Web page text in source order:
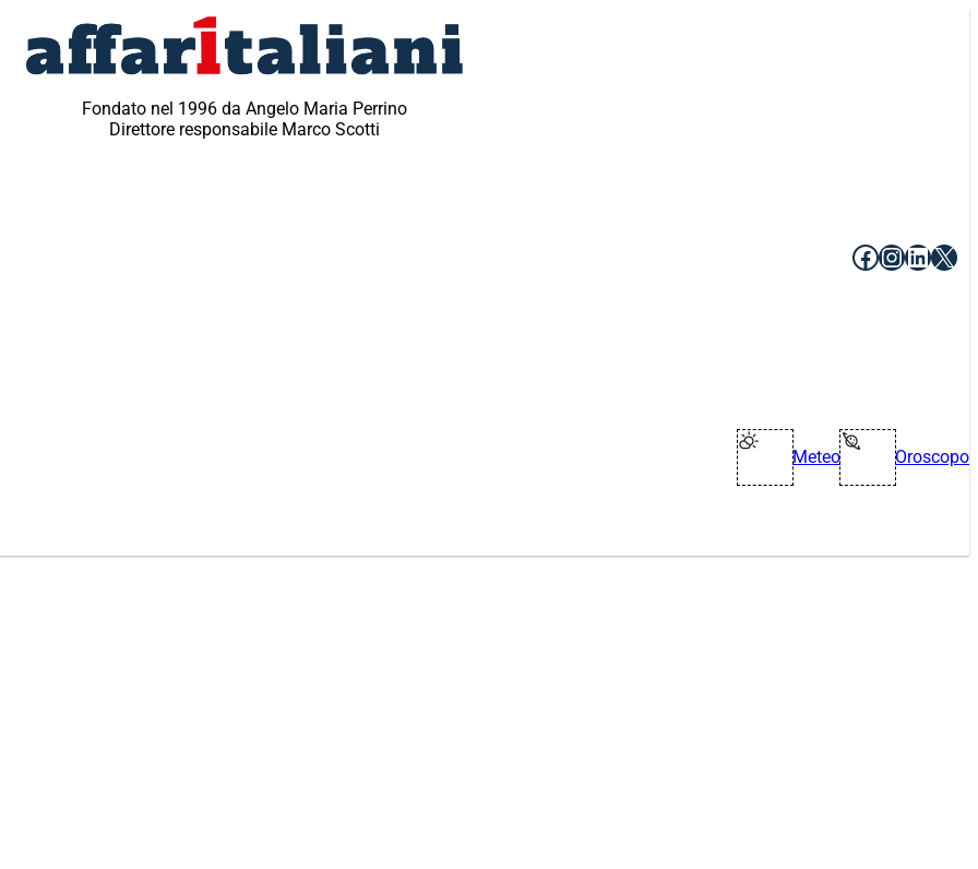
Fondato nel 1996 da Angelo Maria Perrino
Direttore responsabile Marco Scotti
Facebook
X
Meteo Oroscopo